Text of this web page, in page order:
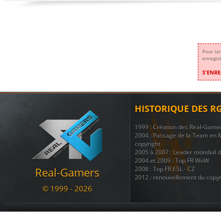
Pour
Real-Gamers
© 1999 - 2026
HISTORIQUE DES
1999 : Création des Real-
2004 : Passage de la Team
copyright
2005 à 2007 : Leader mondial
2004 et 2009 : Top FR WoW
2008 : Top FR ESL - CZ
2012 : renouvellement du
regroupant 8 autres sites (
ainsi que + d'une douzaine de